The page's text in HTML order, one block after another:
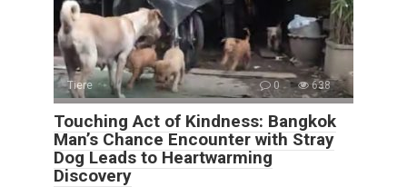
Tiere 0 638
Touching Act of Kindness: Bangkok
Man’s Chance Encounter with Stray
Dog Leads to Heartwarming
Discovery